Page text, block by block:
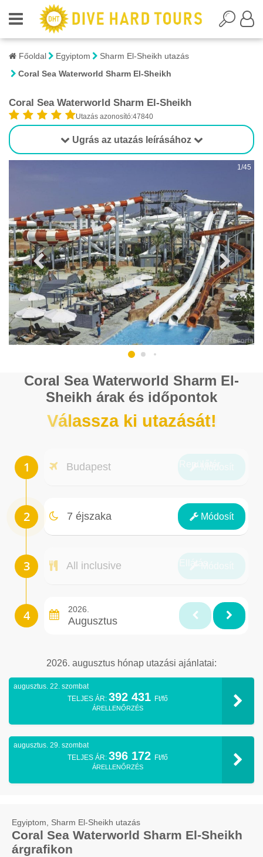
Főoldal Egyiptom
Sharm El-Sheikh utazás
Coral Sea Waterworld Sharm El-Sheikh
Coral Sea Waterworld Sharm El-Sheikh
Utazás azonosító:47840
Ugrás az utazás leírásához
1/45
Coral Sea Waterworld Sharm El-
Sheikh árak és időpontok
Válassza ki utazását!
Budapest
7 éjszaka Módosít
Éjszakák
All inclusive
2026.
Augusztus
2026. augusztus hónap utazási ajánlatai:
augusztus. 22. szombat
TELJES ÁR: 392 431 Ft/fő
ÁRELLENŐRZÉS
augusztus. 29. szombat
TELJES ÁR: 396 172 Ft/fő
ÁRELLENŐRZÉS
Egyiptom, Sharm El-Sheikh utazás
Coral Sea Waterworld Sharm El-Sheikh
árgrafikon